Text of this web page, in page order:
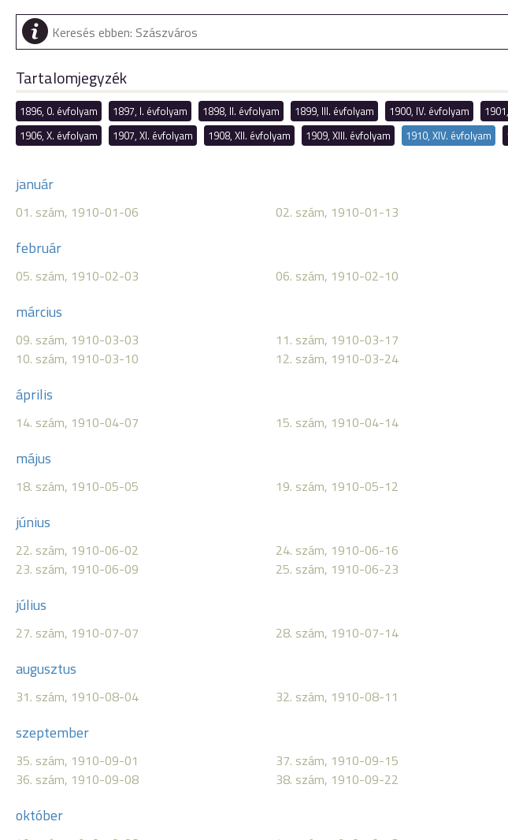
Tartalomjegyzék
1896, 0. évfolyam 1897, I. évfolyam 1898, II. évfolyam 1899, III. évfolyam 1900, IV. évfolyam
1906, X. évfolyam
1907, XI. évfolyam 1908, XII. évfolyam 1909, XIII. évfolyam 1910, XIV. évfolyam
január
01. szám, 1910-01-06 02. szám, 1910-01-13
február
05. szám, 1910-02-03 06. szám, 1910-02-10
március
09. szám, 1910-03-03
10. szám, 1910-03-10
11. szám, 1910-03-17
12. szám, 1910-03-24
április
14. szám, 1910-04-07 15. szám, 1910-04-14
május
18. szám, 1910-05-05 19. szám, 1910-05-12
június
22. szám, 1910-06-02
23. szám, 1910-06-09
24. szám, 1910-06-16
25. szám, 1910-06-23
július
27. szám, 1910-07-07 28. szám, 1910-07-14
augusztus
31. szám, 1910-08-04 32. szám, 1910-08-11
szeptember
35. szám, 1910-09-01
36. szám, 1910-09-08
37. szám, 1910-09-15
38. szám, 1910-09-22
október